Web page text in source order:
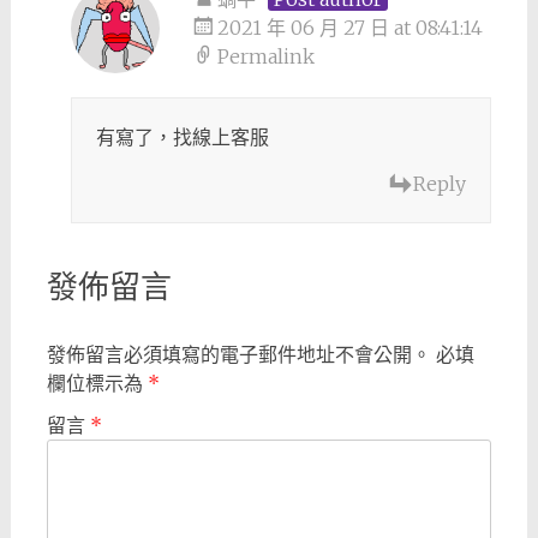
2021 年 06 月 27 日 at 08:41:14
Permalink
有寫了，找線上客服
Reply
發佈留言
發佈留言必須填寫的電子郵件地址不會公開。 必填
欄位標示為 *
留言 *